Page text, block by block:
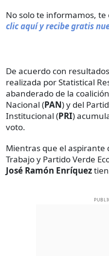
No solo te informamos, te
clic aquí y recibe gratis
De acuerdo con
realizada por Statistical
abanderado de la
Nacional (PAN) y del
Institucional (PRI)
voto.
Mientras que el aspirante
Trabajo y Partido Verde
José Ramón Enríquez